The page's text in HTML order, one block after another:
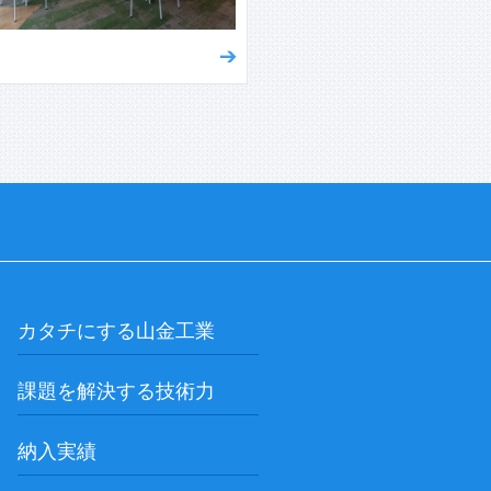
カタチにする山金工業
課題を解決する技術力
納入実績